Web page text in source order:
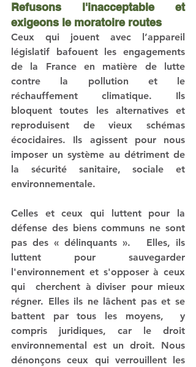
Refusons l'inacceptable et
exigeons le moratoire routes
Ceux qui jouent avec l’appareil
législatif bafouent les engagements
de la France en matière de lutte
contre la pollution et le
réchauffement climatique. Ils
bloquent toutes les alternatives et
reproduisent de vieux schémas
écocidaires. Ils agissent pour nous
imposer un système au détriment de
la sécurité sanitaire, sociale et
environnementale.
Celles et ceux qui luttent pour la
défense des biens communs ne sont
pas des « délinquants ».   Elles, ils
luttent pour sauvegarder
l'environnement et s'opposer à ceux
qui  cherchent à diviser pour mieux
régner. Elles ils ne lâchent pas et se
battent par tous les moyens,  y
compris juridiques, car le droit
environnemental est un droit. Nous
dénonçons ceux qui verrouillent les